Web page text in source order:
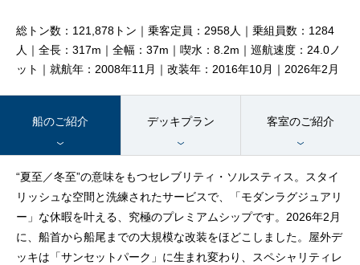
寄港地ガイド
ご予約後の流れ
よくあるご質問
セレブリティクルーズの世
界
総トン数：121,878トン｜乗客定員：2958人｜乗組員数：1284
人｜全長：317m｜全幅：37m｜喫水：8.2m｜巡航速度：24.0ノ
ット｜就航年：2008年11月｜改装年：2016年10月｜2026年2月
船のご紹介 デッキプラン 客室のご紹介
“夏至／冬至”の意味をもつセレブリティ・ソルスティス。スタイ
リッシュな空間と洗練されたサービスで、「モダンラグジュアリ
ー」な休暇を叶える、究極のプレミアムシップです。2026年2月
に、船首から船尾までの大規模な改装をほどこしました。屋外デ
ッキは「サンセットパーク」に生まれ変わり、スペシャリティレ